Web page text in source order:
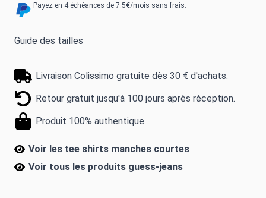
Payez en 4 échéances de 7.5€/mois sans frais.
Guide des tailles
Livraison Colissimo gratuite dès 30 € d'achats.
Retour gratuit jusqu'à 100 jours après réception.
Produit 100% authentique.
Voir les tee shirts manches courtes
Voir tous les produits guess-jeans